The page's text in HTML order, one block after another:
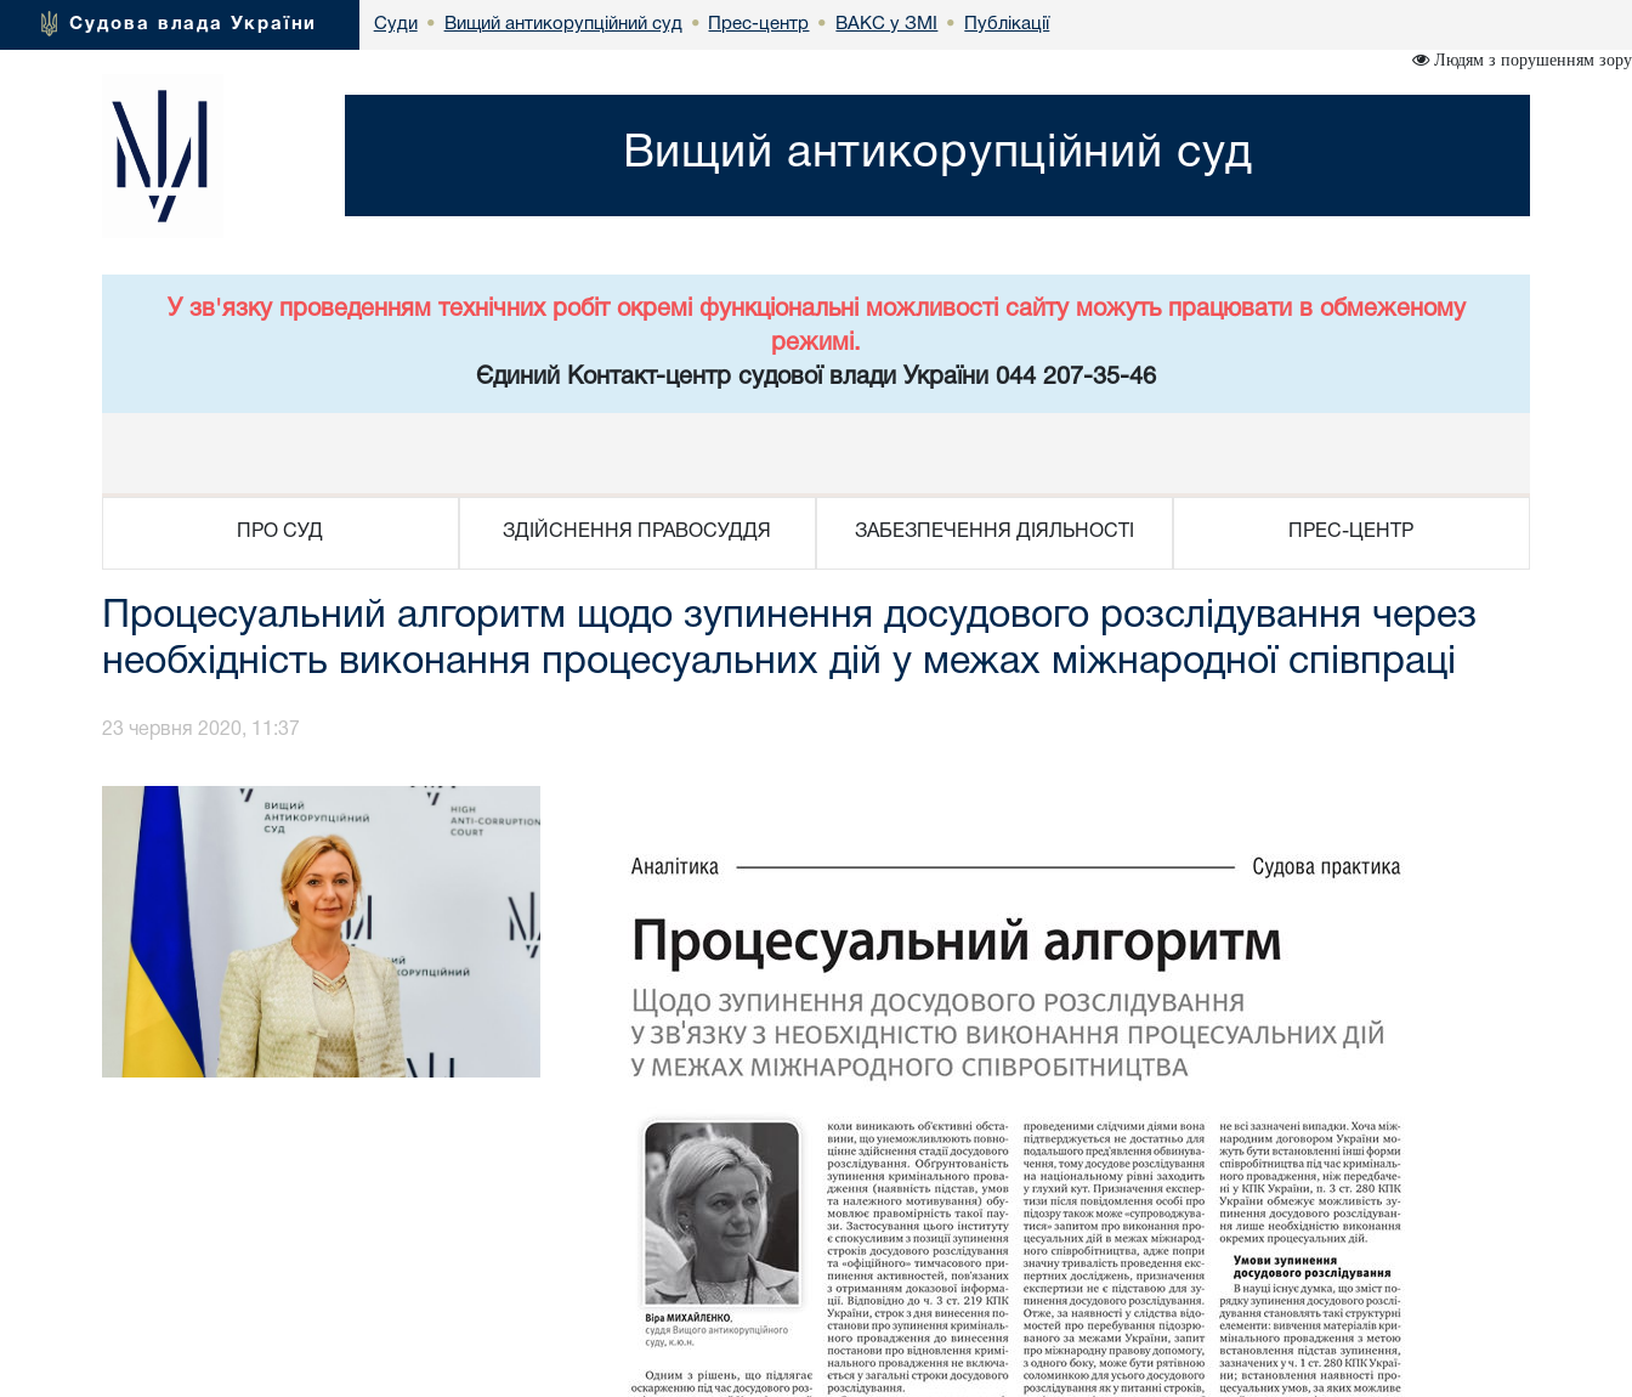
Судова влада України Суди • Вищий антикорупційний суд • Прес-центр • ВАКС у ЗМІ • Публікації
Людям з порушенням зору
Вищий антикорупційний суд
У зв'язку проведенням технічних робіт окремі функціональні можливості сайту можуть працювати в обмеженому
режимі.
Єдиний Контакт-центр судової влади України 044 207-35-46
ПРО СУД ЗДІЙСНЕННЯ ПРАВОСУДДЯ ЗАБЕЗПЕЧЕННЯ ДІЯЛЬНОСТІ ПРЕС-ЦЕНТР
Процесуальний алгоритм щодо зупинення досудового розслідування через
необхідність виконання процесуальних дій у межах міжнародної співпраці
23 червня 2020, 11:37